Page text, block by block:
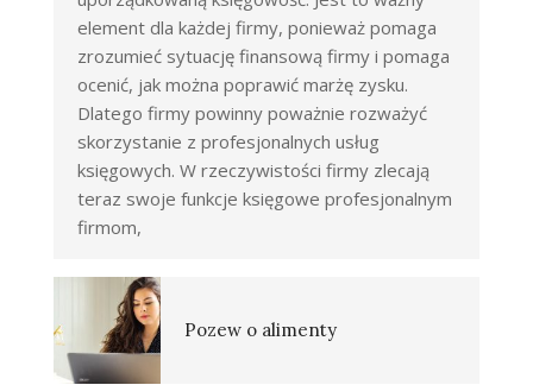
element dla każdej firmy, ponieważ pomaga
zrozumieć sytuację finansową firmy i pomaga
ocenić, jak można poprawić marżę zysku.
Dlatego firmy powinny poważnie rozważyć
skorzystanie z profesjonalnych usług
księgowych. W rzeczywistości firmy zlecają
teraz swoje funkcje księgowe profesjonalnym
firmom,
Pozew o alimenty